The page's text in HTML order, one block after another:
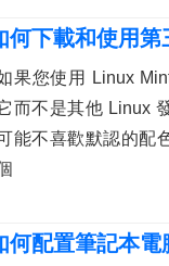
下載和使用第
果您使用 Linux
而不是其他 Linux
能不喜歡默認的配
配置筆記本電